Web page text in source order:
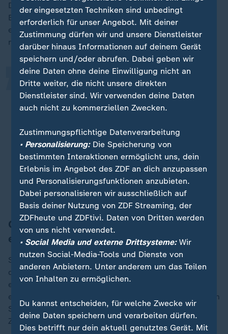
Doch obdachlose Menschen haben in der Regel kein
Bankkonto: Denn wer ein Konto in Deutschland
eröffnen möchte, muss einen festen Wohnsitz
nachweisen.
Wenn ich kein Bankkonto habe,
werde ich immer öfter
ausgeschlossen, kann bestimmte
Dienstleistungen nicht in Anspruch
nehmen. Deswegen ist das
Verschwinden des Bargelds ein
Problem.
„
Jörn Sturm, Geschäftsführer Hinz&Kunzt
Online-Zahlung läuft in Geschäftsstelle
ein
Seit ein paar Wochen setzt Sturm bei Hinz&Kunzt
deshalb auf das neue System: Die Verkäufer tragen
einen QR-Code auf ihrem Ausweis bei sich, jeder hat
einen anderen. Scannen die Käufer den Code mit ihrem
Smartphone, landen sie auf der Website eines
Zahlungsdienstleisters.
der eingesetzten Techniken sind unbedingt
erforderlich für unser Angebot. Mit deiner
Zustimmung dürfen wir und unsere Dienstleister
darüber hinaus Informationen auf deinem Gerät
speichern und/oder abrufen. Dabei geben wir
deine Daten ohne deine Einwilligung nicht an
Dritte weiter, die nicht unsere direkten
Dienstleister sind. Wir verwenden deine Daten
auch nicht zu kommerziellen Zwecken.
Zustimmungspflichtige Datenverarbeitung
• Personalisierung:Die Speicherung von
bestimmten Interaktionen ermöglicht uns, dein
Erlebnis im Angebot des ZDF an dich anzupassen
und Personalisierungsfunktionen anzubieten.
Dabei personalisieren wir ausschließlich auf
Basis deiner Nutzung von ZDF Streaming, der
ZDFheute und ZDFtivi. Daten von Dritten werden
von uns nicht verwendet.
• Social Media und externe Drittsysteme:Wir
nutzen Social-Media-Tools und Dienste von
anderen Anbietern. Unter anderem um das Teilen
von Inhalten zu ermöglichen.
Du kannst entscheiden, für welche Zwecke wir
deine Daten speichern und verarbeiten dürfen.
Dies betrifft nur dein aktuell genutztes Gerät. Mit